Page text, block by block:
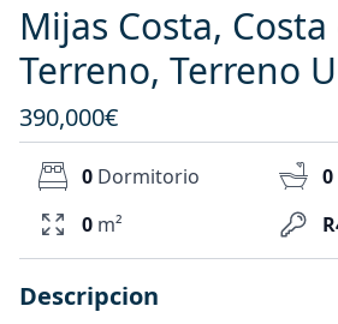
Mijas Costa, Costa
Terreno, Terreno
390,000€
0 Dormitorio 0
0 m²
Descripcion